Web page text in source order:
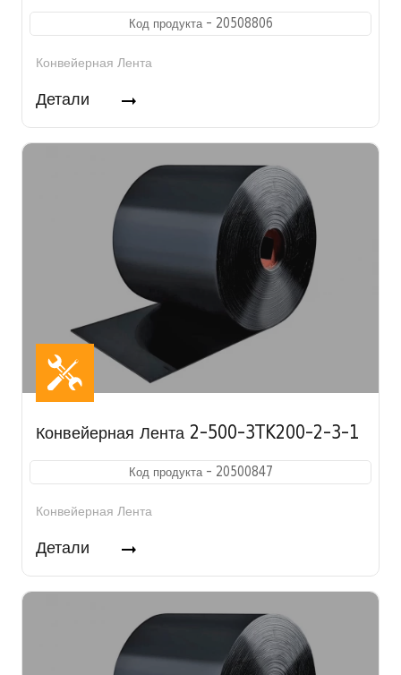
Код продукта - 20508806
Конвейерная Лента
Детали
Конвейерная Лента 2-500-3TK200-2-3-1
Код продукта - 20500847
Конвейерная Лента
Детали